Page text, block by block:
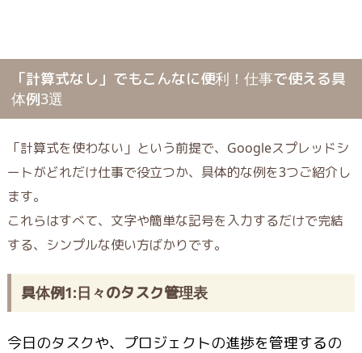
「計算式なし」でもこんなに便利！仕事で使える具
体例3選
「計算式を使わない」という前提で、Googleスプレッドシ
ートがどれだけ仕事で役立つか、具体的な例を3つご紹介し
ます。
これらはすべて、文字や簡単な記号を入力するだけで完結
する、シンプルな使い方ばかりです。
具体例1:日々のタスク管理表
今日のタスクや、プロジェクトの進捗を管理するの